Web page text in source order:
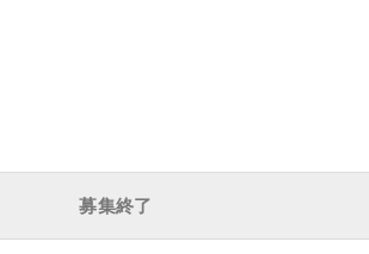
募集終了